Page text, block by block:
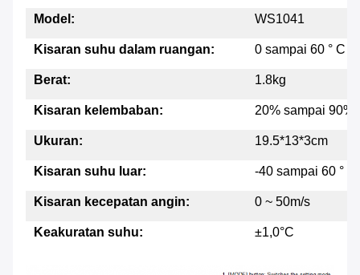
Model: WS1041
Kisaran suhu dalam ruangan: 0 sampai 60 ° C
Berat: 1.8kg
Kisaran kelembaban: 20% sampai 90%
Ukuran: 19.5*13*3cm
Kisaran suhu luar: -40 sampai 60 ° C
Kisaran kecepatan angin: 0 ~ 50m/s
Keakuratan suhu: ±1,0°C